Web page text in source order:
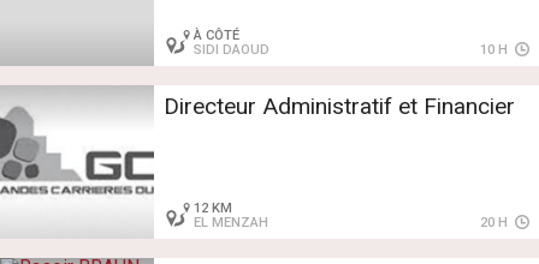
À CÔTÉ
SIDI DAOUD
10 H
Directeur Administratif et Financier
12 KM
EL MENZAH
20 H